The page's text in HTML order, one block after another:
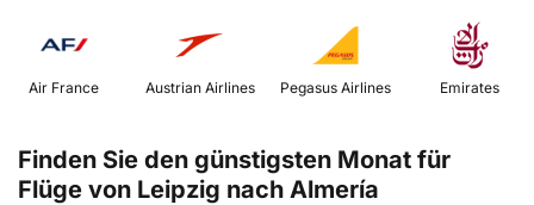
Air France Austrian Airlines Emirates
Finden Sie den günstigsten Monat für
Flüge von Leipzig nach Almería